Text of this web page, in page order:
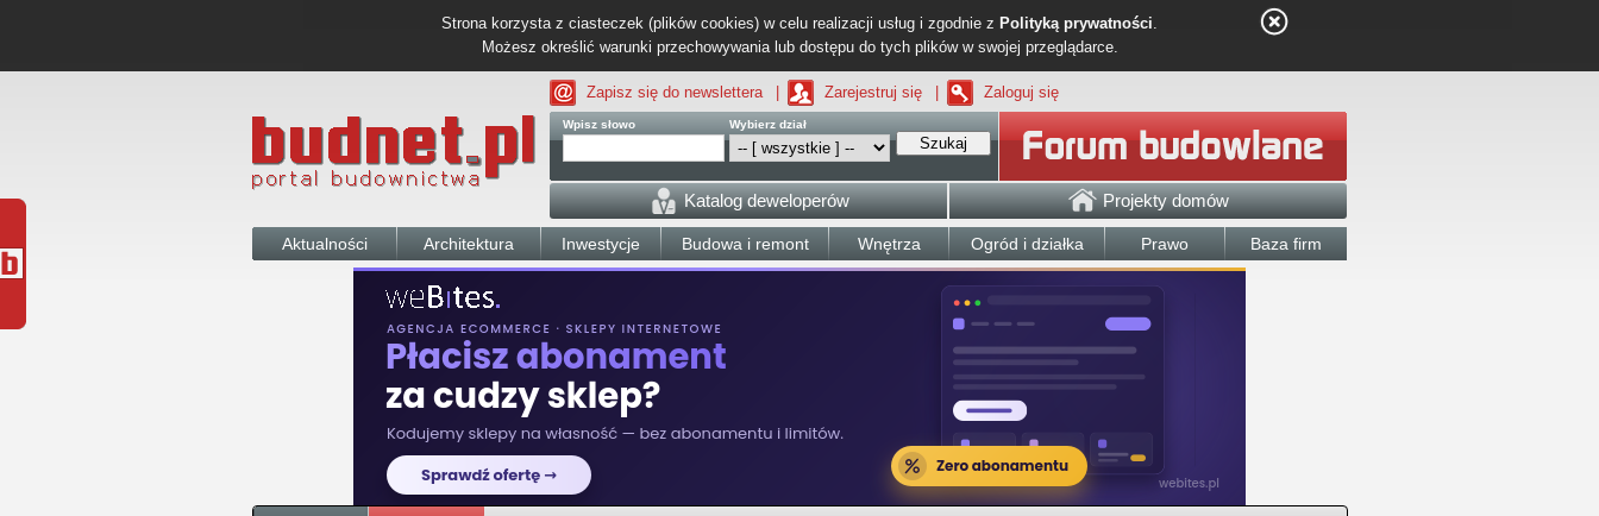
Strona korzysta z ciasteczek (plików cookies) w celu realizacji usług i zgodnie z Polityką prywatności.
Możesz określić warunki przechowywania lub dostępu do tych plików w swojej przeglądarce.
Zapisz się do newslettera Zarejestruj się Zaloguj się
Wpisz słowo Wybierz dział
Szukaj
Katalog deweloperów Projekty domów
Aktualności Architektura Inwestycje Budowa i remont Wnętrza Ogród i działka Prawo Baza firm